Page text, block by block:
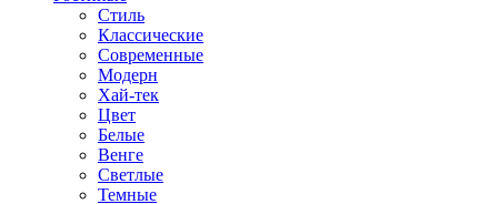
Стиль
Классические
Современные
Модерн
Хай-тек
Цвет
Белые
Венге
Светлые
Темные